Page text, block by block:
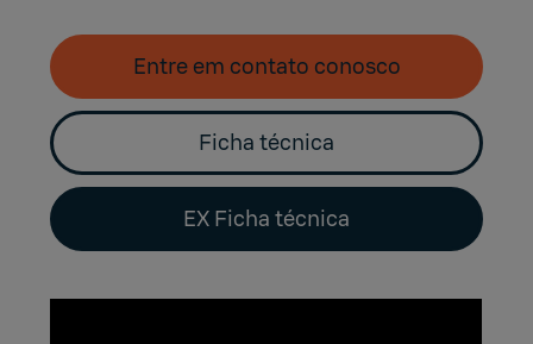
Entre em contato conosco
Ficha técnica
EX Ficha técnica